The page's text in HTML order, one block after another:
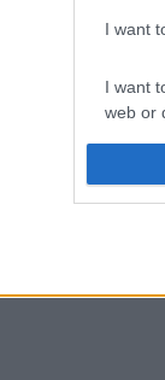
I want
I want
web or
I want
or app.
I want
I want
új kiskutyáját
a folyamatos